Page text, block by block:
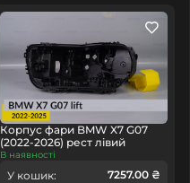
Корпус фари BMW X7 G07
(2022-2026) рест лівий
В наявності
У кошик: 7257.00 ₴